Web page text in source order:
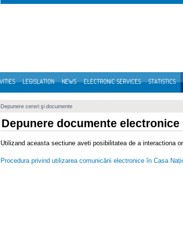
LEGISLATION NEWS ELECTRONIC SERVICES STATISTICS
Depunere cereri şi documente
Depunere documente electronice
Utilizand aceasta sectiune aveti posibilitatea de a interactiona
Procedura privind utilizarea comunicării electronice în Casa